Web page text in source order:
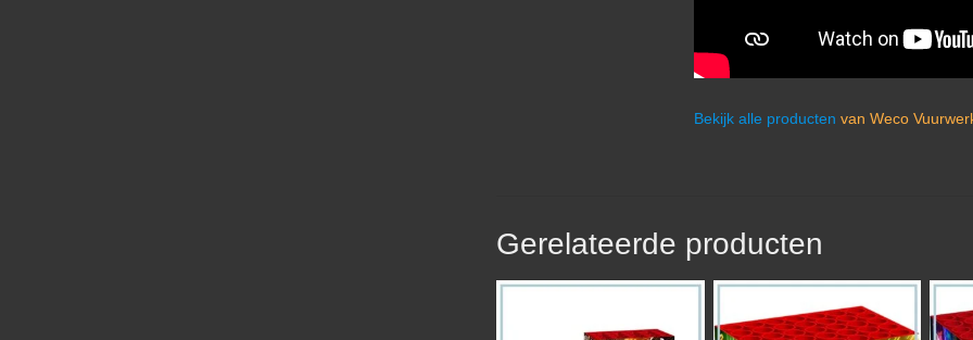
Bekijk alle producten van Weco
Gerelateerde producten